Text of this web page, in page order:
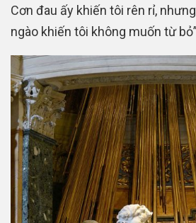
Cơn đau ấy khiến tôi rên rỉ,
ngào khiến tôi không muốn từ